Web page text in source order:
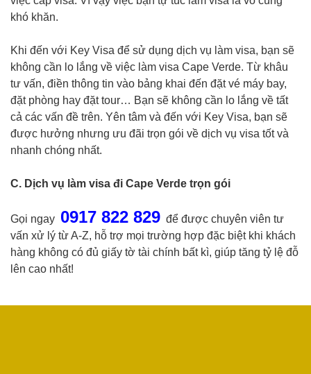
khó khăn.
Khi đến với Key Visa để sử dụng dịch vụ làm visa, bạn sẽ
không cần lo lắng về việc làm visa Cape Verde. Từ khâu
tư vấn, điền thông tin vào bảng khai đến đặt vé máy bay,
đặt phòng hay đặt tour… Bạn sẽ không cần lo lắng về tất
cả các vấn đề trên. Yên tâm và đến với Key Visa, bạn sẽ
được hưởng nhưng ưu đãi trọn gói về dịch vụ visa tốt và
nhanh chóng nhất.
C. Dịch vụ làm visa đi Cape Verde trọn gói
Gọi ngay 0917 822 829 để được chuyên viên tư
vấn xử lý từ A-Z, hỗ trợ mọi trường hợp đặc biệt khi khách
hàng không có đủ giấy tờ tài chính bất kì, giúp tăng tỷ lệ đỗ
lên cao nhất!